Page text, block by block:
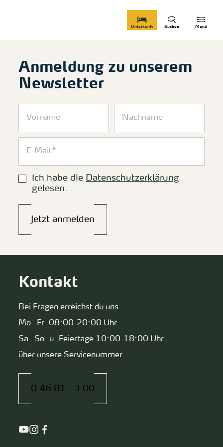
Menü
Suchen
Unterkunft
Anmeldung zu unserem
Newsletter
Ich habe die Datenschutzerklärung
gelesen.
Jetzt anmelden
Kontakt
Bei Fragen erreichst du uns
Mo.-Fr. 08:00-20:00 Uhr
Sa.-So. u. Feiertage 10:00-18:00 Uhr
über unsere Servicenummer
0 46 81 - 3 00